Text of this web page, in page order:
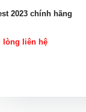
2017 chính hãng
lòng liên hệ